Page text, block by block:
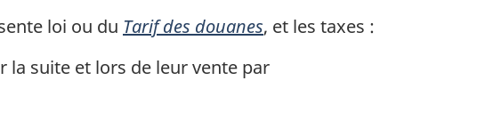
loi ou du Tarif des douanes, et les taxes :
la suite et lors de leur vente par